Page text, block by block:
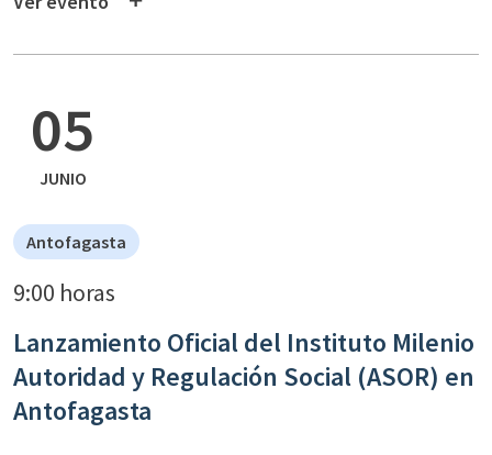
05
JUNIO
Antofagasta
9:00 horas
Lanzamiento Oficial del Instituto Milenio
Autoridad y Regulación Social (ASOR) en
Antofagasta